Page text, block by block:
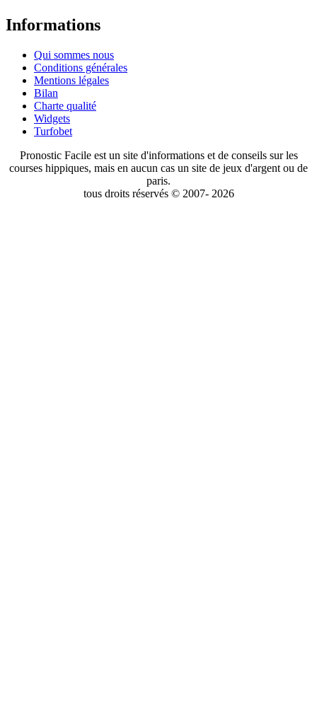
Informations
Qui sommes nous
Conditions générales
Mentions légales
Bilan
Charte qualité
Widgets
Turfobet
Pronostic Facile est un site d'informations et de conseils sur les
courses hippiques, mais en aucun cas un site de jeux d'argent ou de
paris.
tous droits réservés © 2007- 2026